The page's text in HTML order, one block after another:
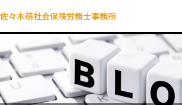
佐々木萌社会保険労務士事務所